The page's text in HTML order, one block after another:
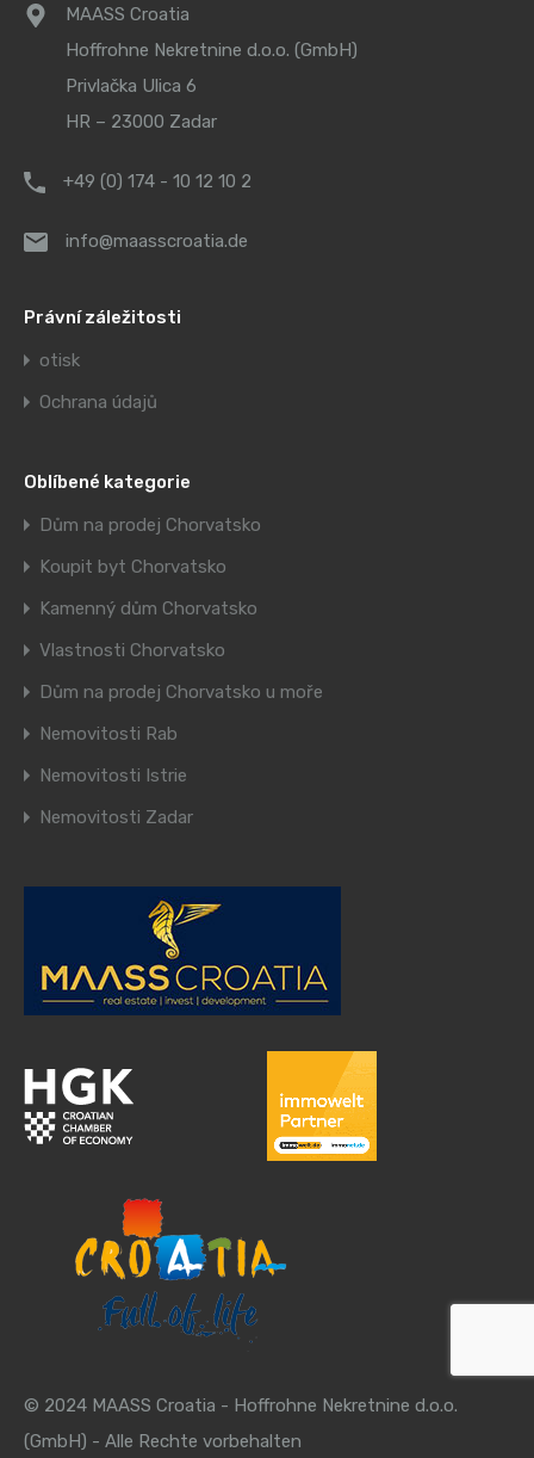
MAASS Croatia
Hoffrohne Nekretnine d.o.o. (GmbH)
Privlačka Ulica 6
HR – 23000 Zadar
+49 (0) 174 - 10 12 10 2
info@maasscroatia.de
Právní záležitosti
otisk
Ochrana údajů
Oblíbené kategorie
Dům na prodej Chorvatsko
Koupit byt Chorvatsko
Kamenný dům Chorvatsko
Vlastnosti Chorvatsko
Dům na prodej Chorvatsko u moře
Nemovitosti Rab
Nemovitosti Istrie
Nemovitosti Zadar
© 2024 MAASS Croatia - Hoffrohne Nekretnine d.o.o.
(GmbH) - Alle Rechte vorbehalten